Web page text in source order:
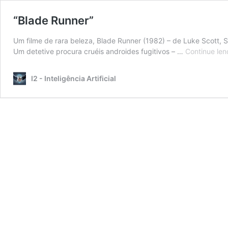
“Blade Runner”
Um filme de rara beleza, Blade Runner (1982) – de Luke Scott,
Um detetive procura cruéis androides fugitivos – … Continue
I2 - Inteligência Artificial